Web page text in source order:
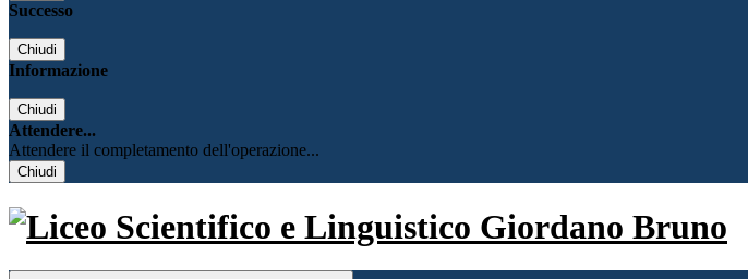
Successo
Chiudi
Informazione
Chiudi
Attendere...
Attendere il completamento dell'operazione...
Chiudi